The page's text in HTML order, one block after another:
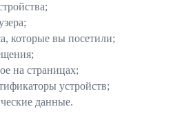
которые вы посетили;
на страницах;
устройств;
данные.